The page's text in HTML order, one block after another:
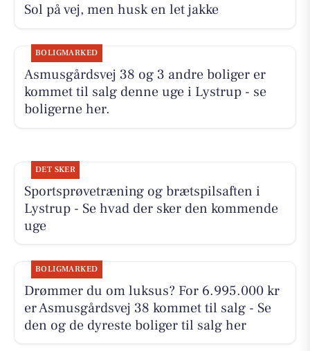
Sol på vej, men husk en let jakke
BOLIGMARKED
Asmusgårdsvej 38 og 3 andre boliger er
kommet til salg denne uge i Lystrup - se
boligerne her.
DET SKER
Sportsprøvetræning og brætspilsaften i
Lystrup - Se hvad der sker den kommende
uge
BOLIGMARKED
Drømmer du om luksus? For 6.995.000 kr
er Asmusgårdsvej 38 kommet til salg - Se
den og de dyreste boliger til salg her